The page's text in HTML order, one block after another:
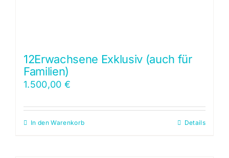
12Erwachsene Exklusiv (auch für
Familien)
1.500,00 €
In den Warenkorb Details